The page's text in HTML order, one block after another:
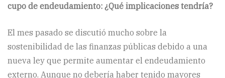
cupo de endeudamiento: ¿Qué implicaciones tendría?
El mes pasado se discutió mucho sobre la
sostenibilidad de las finanzas públicas debido a una
nueva ley que permite aumentar el endeudamiento
externo. Aunque no debería haber tenido mayores